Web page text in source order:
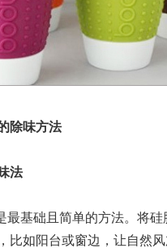
除味方法
法
最基础且简单的方法。将硅
比如阳台或窗边，让自然